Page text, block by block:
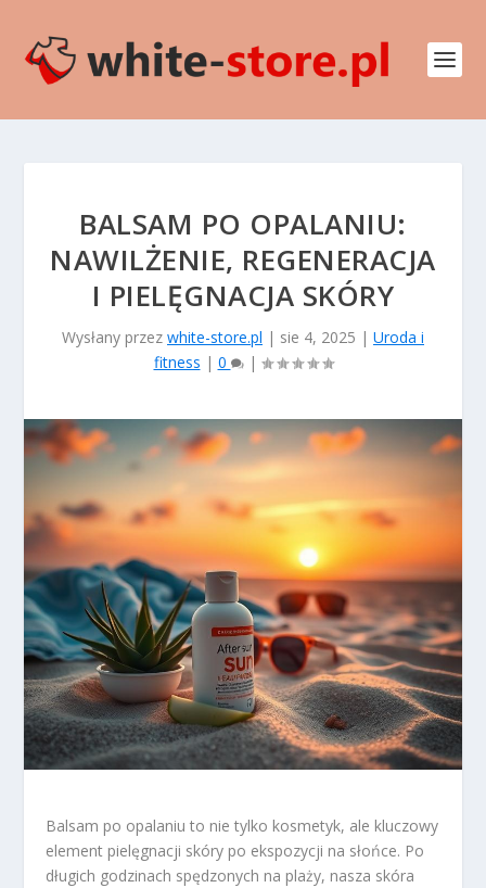
BALSAM PO OPALANIU:
NAWILŻENIE, REGENERACJA
I PIELĘGNACJA SKÓRY
Wysłany przez white-store.pl | sie 4, 2025 | Uroda i
fitness | 0 |
Balsam po opalaniu to nie tylko kosmetyk, ale kluczowy
element pielęgnacji skóry po ekspozycji na słońce. Po
długich godzinach spędzonych na plaży, nasza skóra